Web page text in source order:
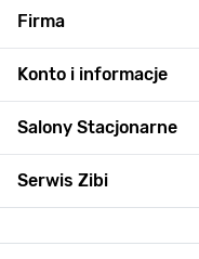
Firma
Konto i informacje
Salony Stacjonarne
Serwis Zibi